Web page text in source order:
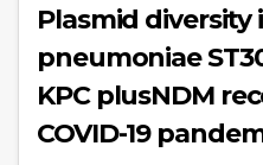
Plasmid diversity
pneumoniae
KPC plusNDM
COVID-19